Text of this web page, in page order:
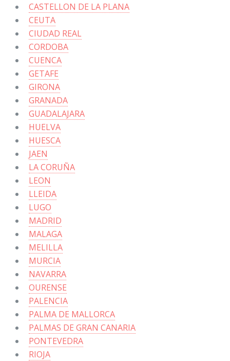
CASTELLON DE LA PLANA
CEUTA
CIUDAD REAL
CORDOBA
CUENCA
GETAFE
GIRONA
GRANADA
GUADALAJARA
HUELVA
HUESCA
JAEN
LA CORUÑA
LEON
LLEIDA
LUGO
MADRID
MALAGA
MELILLA
MURCIA
NAVARRA
OURENSE
PALENCIA
PALMA DE MALLORCA
PALMAS DE GRAN CANARIA
PONTEVEDRA
RIOJA